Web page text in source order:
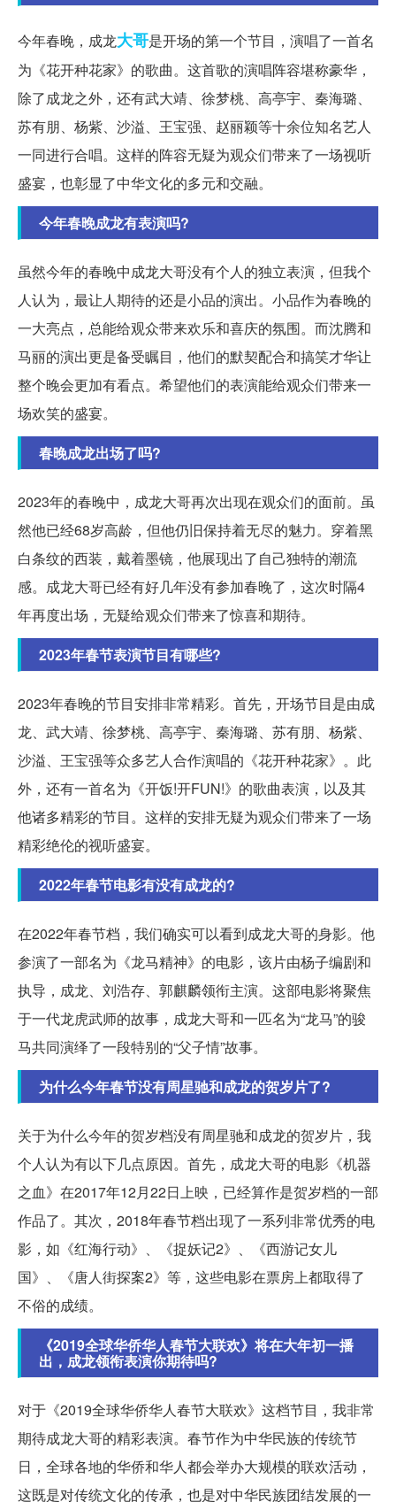
今年春晚，成龙大哥是开场的第一个节目，演唱了一首名
为《花开种花家》的歌曲。这首歌的演唱阵容堪称豪华，
除了成龙之外，还有武大靖、徐梦桃、高亭宇、秦海璐、
苏有朋、杨紫、沙溢、王宝强、赵丽颖等十余位知名艺人
一同进行合唱。这样的阵容无疑为观众们带来了一场视听
盛宴，也彰显了中华文化的多元和交融。
今年春晚成龙有表演吗?
虽然今年的春晚中成龙大哥没有个人的独立表演，但我个
人认为，最让人期待的还是小品的演出。小品作为春晚的
一大亮点，总能给观众带来欢乐和喜庆的氛围。而沈腾和
马丽的演出更是备受瞩目，他们的默契配合和搞笑才华让
整个晚会更加有看点。希望他们的表演能给观众们带来一
场欢笑的盛宴。
春晚成龙出场了吗?
2023年的春晚中，成龙大哥再次出现在观众们的面前。虽
然他已经68岁高龄，但他仍旧保持着无尽的魅力。穿着黑
白条纹的西装，戴着墨镜，他展现出了自己独特的潮流
感。成龙大哥已经有好几年没有参加春晚了，这次时隔4
年再度出场，无疑给观众们带来了惊喜和期待。
2023年春节表演节目有哪些?
2023年春晚的节目安排非常精彩。首先，开场节目是由成
龙、武大靖、徐梦桃、高亭宇、秦海璐、苏有朋、杨紫、
沙溢、王宝强等众多艺人合作演唱的《花开种花家》。此
外，还有一首名为《开饭!开FUN!》的歌曲表演，以及其
他诸多精彩的节目。这样的安排无疑为观众们带来了一场
精彩绝伦的视听盛宴。
2022年春节电影有没有成龙的?
在2022年春节档，我们确实可以看到成龙大哥的身影。他
参演了一部名为《龙马精神》的电影，该片由杨子编剧和
执导，成龙、刘浩存、郭麒麟领衔主演。这部电影将聚焦
于一代龙虎武师的故事，成龙大哥和一匹名为“龙马”的骏
马共同演绎了一段特别的“父子情”故事。
为什么今年春节没有周星驰和成龙的贺岁片了?
关于为什么今年的贺岁档没有周星驰和成龙的贺岁片，我
个人认为有以下几点原因。首先，成龙大哥的电影《机器
之血》在2017年12月22日上映，已经算作是贺岁档的一部
作品了。其次，2018年春节档出现了一系列非常优秀的电
影，如《红海行动》、《捉妖记2》、《西游记女儿
国》、《唐人街探案2》等，这些电影在票房上都取得了
不俗的成绩。
《2019全球华侨华人春节大联欢》将在大年初一播
出，成龙领衔表演你期待吗?
对于《2019全球华侨华人春节大联欢》这档节目，我非常
期待成龙大哥的精彩表演。春节作为中华民族的传统节
日，全球各地的华侨和华人都会举办大规模的联欢活动，
这既是对传统文化的传承，也是对中华民族团结发展的一